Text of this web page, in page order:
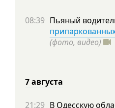
08:39 Пьяный
(фото, видео)
7 августа
21:29 В Одесскую